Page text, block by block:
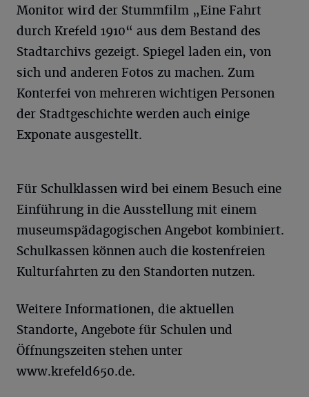
Monitor wird der Stummfilm „Eine Fahrt
durch Krefeld 1910“ aus dem Bestand des
Stadtarchivs gezeigt. Spiegel laden ein, von
sich und anderen Fotos zu machen. Zum
Konterfei von mehreren wichtigen Personen
der Stadtgeschichte werden auch einige
Exponate ausgestellt.
Für Schulklassen wird bei einem Besuch eine
Einführung in die Ausstellung mit einem
museumspädagogischen Angebot kombiniert.
Schulkassen können auch die kostenfreien
Kulturfahrten zu den Standorten nutzen.
Weitere Informationen, die aktuellen
Standorte, Angebote für Schulen und
Öffnungszeiten stehen unter
www.krefeld650.de.